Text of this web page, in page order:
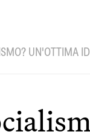
UN'OTTIMA